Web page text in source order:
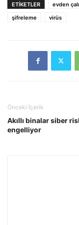
ETIKETLER evden
şifreleme
virüs
Önceki İçerik
Akıllı binalar siber
engelliyor